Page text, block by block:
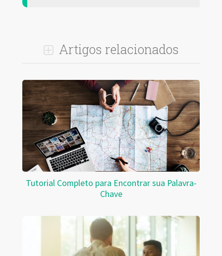
Artigos relacionados
Tutorial Completo para Encontrar sua Palavra-
Chave